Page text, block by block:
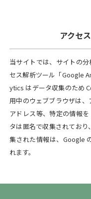
・お客さまが希望され
を委託する業者に開示す
・法令に基づき開示す
個人情報の安全対策
当施設は、個人情報の
リティに万全の対策を講
ご本人の照会
お客さまご本人の個人
れる場合には、ご本人
だきます。
アクセ
当サイトでは、サイトの
セス解析ツール「Google
ytics はデータ収集のため
用中のウェブブラウザは、
アドレス等、特定の情報
タは匿名で収集されてお
集された情報は、Google
れます。